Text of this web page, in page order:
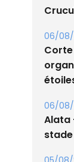
06/08/
06/08/
Corte
06/08/